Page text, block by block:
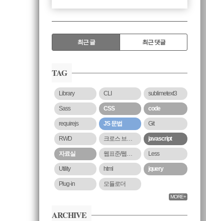
RECENTLY
최근 글 최근 댓글
근
글
TAG
Library CLI sublimetext3
Sass CSS code
requirejs JS 문법 Git
RWD 크로스 브라우징 javascript
자료실 웹표준/웹접근성 Less
Utility html jquery
Plug-in 모듈로더
MORE+
ARCHIVE